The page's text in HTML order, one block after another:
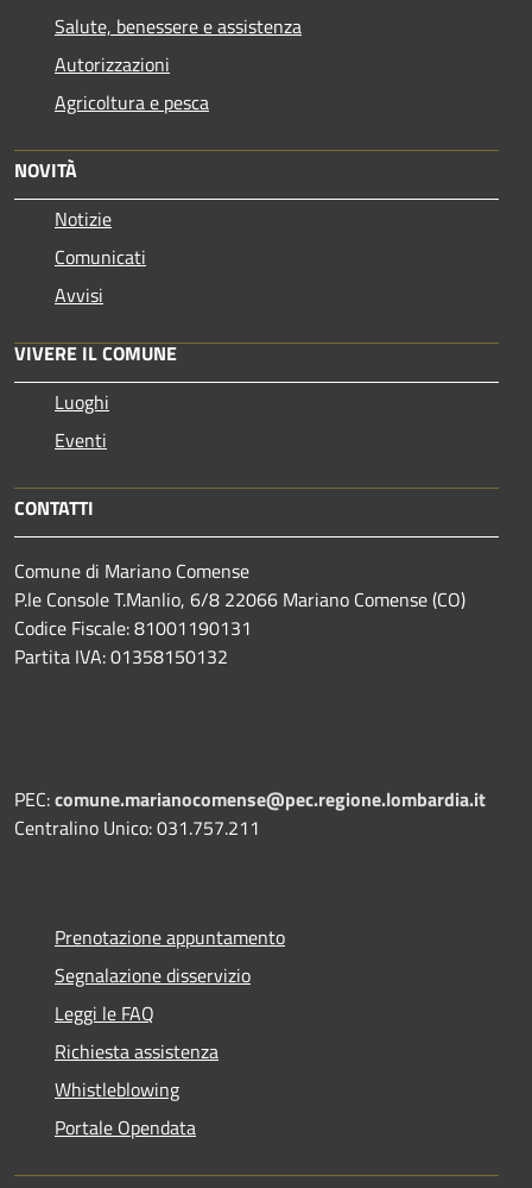
Salute, benessere e assistenza
Autorizzazioni
Agricoltura e pesca
NOVITÀ
Notizie
Comunicati
Avvisi
VIVERE IL COMUNE
Luoghi
Eventi
CONTATTI
Comune di Mariano Comense
P.le Console T.Manlio, 6/8 22066 Mariano Comense (CO)
Codice Fiscale: 81001190131
Partita IVA: 01358150132
PEC:comune.marianocomense@pec.regione.lombardia.it
Centralino Unico: 031.757.211
Prenotazione appuntamento
Segnalazione disservizio
Leggi le FAQ
Richiesta assistenza
Whistleblowing
Portale Opendata